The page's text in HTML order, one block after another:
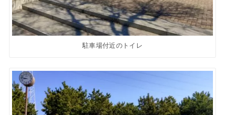
駐車場付近のトイレ